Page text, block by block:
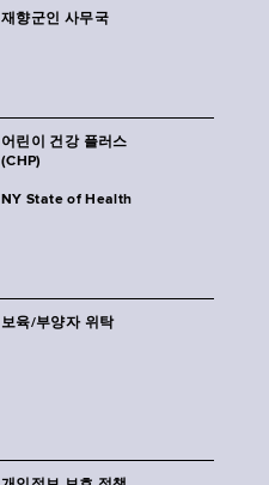
재향군인 사무국
어린이 건강 플러스
(CHP)
NY State of Health
보육/부양자 위탁